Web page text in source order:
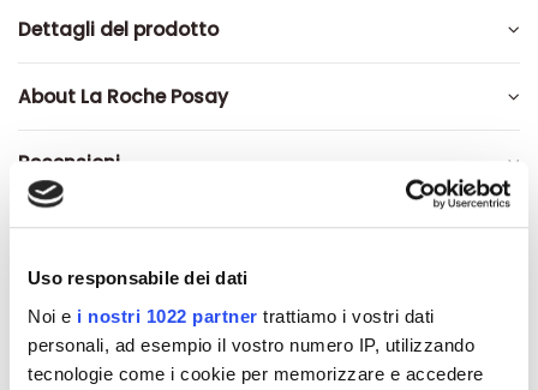
Uso responsabile dei dati
Noi e i nostri 1022 partner trattiamo i vostri dati
personali, ad esempio il vostro numero IP, utilizzando
tecnologie come i cookie per memorizzare e accedere
Dettagli del prodotto
About La Roche Posay
Recensioni
Altri prodotti che potrebbero
interessarti